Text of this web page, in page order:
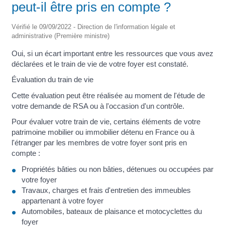
peut-il être pris en compte ?
Vérifié le 09/09/2022 - Direction de l'information légale et
administrative (Première ministre)
Oui, si un écart important entre les ressources que vous avez
déclarées et le train de vie de votre foyer est constaté.
Évaluation du train de vie
Cette évaluation peut être réalisée au moment de l'étude de
votre demande de RSA ou à l'occasion d'un contrôle.
Pour évaluer votre train de vie, certains éléments de votre
patrimoine mobilier ou immobilier détenu en France ou à
l'étranger par les membres de votre foyer sont pris en
compte :
Propriétés bâties ou non bâties, détenues ou occupées par
votre foyer
Travaux, charges et frais d'entretien des immeubles
appartenant à votre foyer
Automobiles, bateaux de plaisance et motocyclettes du
foyer